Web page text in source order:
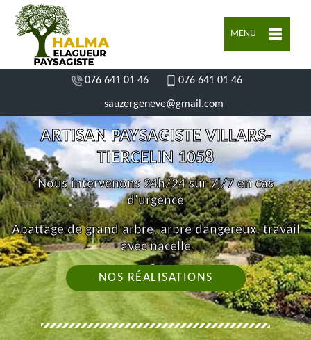
MENU
076 641 01 46 076 641 01 46
sauzergeneve@gmail.com
ARTISAN PAYSAGISTE VILLARS-
TIERCELIN 1058
Nous intervenons 24h/24 sur 7j/7 en cas
d'urgence
Abattage de grand arbre, arbre dangereux, travail
avec nacelle
NOS RÉALISATIONS